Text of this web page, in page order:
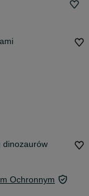
dinozaurów
Ochronnym